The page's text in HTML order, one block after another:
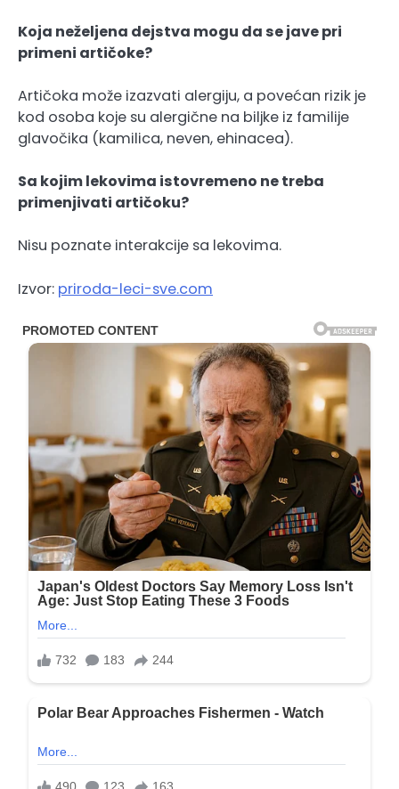
Koja neželjena dejstva mogu da se jave pri
primeni artičoke?
Artičoka može izazvati alergiju, a povećan rizik je
kod osoba koje su alergične na biljke iz familije
glavočika (kamilica, neven, ehinacea).
Sa kojim lekovima istovremeno ne treba
primenjivati artičoku?
Nisu poznate interakcije sa lekovima.
Izvor: priroda-leci-sve.com